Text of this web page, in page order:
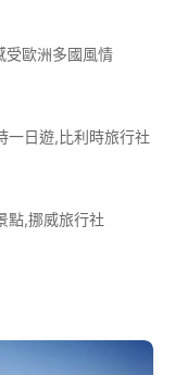
受歐洲多國風情
一日遊,比利時旅行社
點,挪威旅行社